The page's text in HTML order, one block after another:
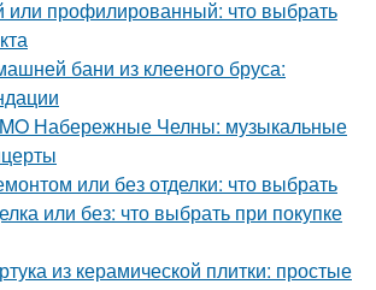
или профилированный: что выбрать
бани из клееного бруса:
Набережные Челны: музыкальные
или без отделки: что выбрать
или без: что выбрать при покупке
из керамической плитки: простые